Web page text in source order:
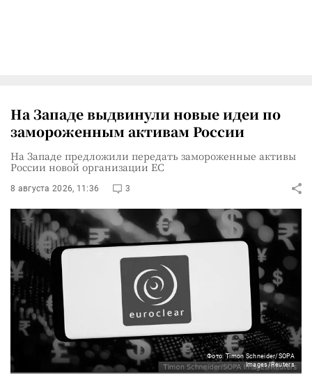
На Западе выдвинули новые идеи по
замороженным активам России
На Западе предложили передать замороженные активы
России новой организации ЕС
8 августа 2026, 11:36 3
Фото: Timon Schneider/SOPA
Images/Reuters